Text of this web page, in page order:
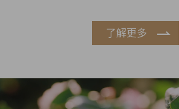
了解更多